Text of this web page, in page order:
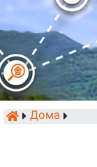
Дома